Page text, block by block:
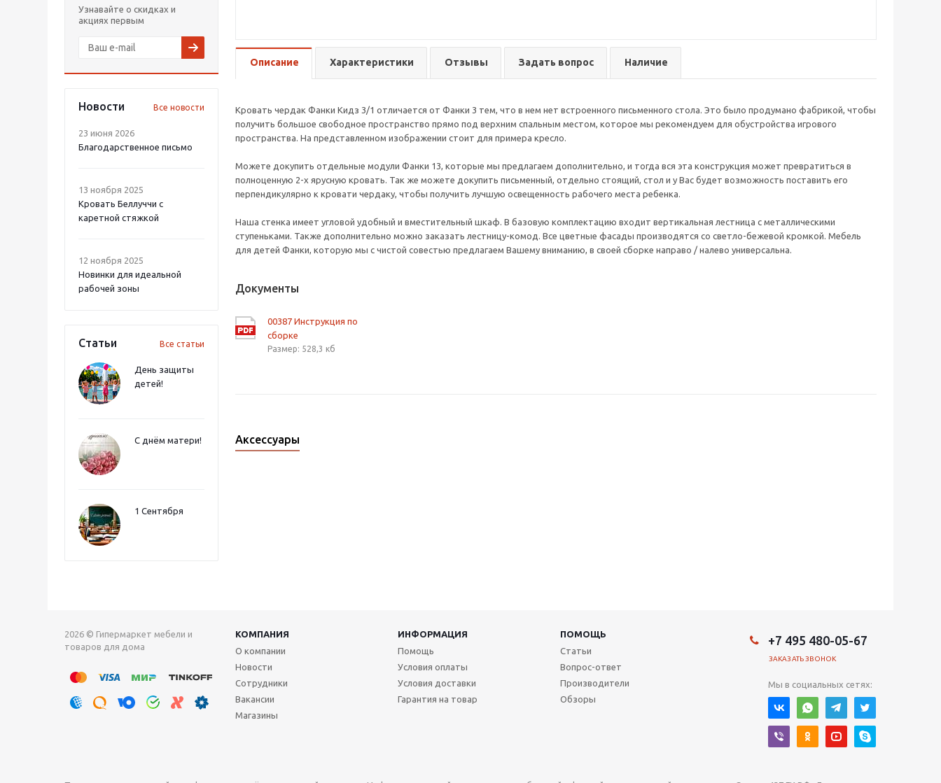
Узнавайте о скидках и
акциях первым
Новости Все новости
23 июня 2026
Благодарственное письмо
13 ноября 2025
Кровать Беллуччи с
каретной стяжкой
12 ноября 2025
Новинки для идеальной
рабочей зоны
Статьи Все статьи
День защиты
детей!
С днём матери!
1 Сентября
Описание Характеристики Отзывы Задать вопрос Наличие
Кровать чердак Фанки Кидз 3/1 отличается от Фанки 3 тем, что в нем нет встроенного письменного стола. Это было продумано фабрикой, чтобы
получить большое свободное пространство прямо под верхним спальным местом, которое мы рекомендуем для обустройства игрового
пространства. На представленном изображении стоит для примера кресло.
Можете докупить отдельные модули Фанки 13, которые мы предлагаем дополнительно, и тогда вся эта конструкция может превратиться в
полноценную 2-х ярусную кровать. Так же можете докупить письменный, отдельно стоящий, стол и у Вас будет возможность поставить его
перпендикулярно к кровати чердаку, чтобы получить лучшую освещенность рабочего места ребенка.
Наша стенка имеет угловой удобный и вместительный шкаф. В базовую комплектацию входит вертикальная лестница с металлическими
ступеньками. Также дополнительно можно заказать лестницу-комод. Все цветные фасады производятся со светло-бежевой кромкой. Мебель
для детей Фанки, которую мы с чистой совестью предлагаем Вашему вниманию, в своей сборке направо / налево универсальна.
Документы
00387 Инструкция по
сборке
Размер: 528,3 кб
Аксессуары
2026 © Гипермаркет мебели и
товаров для дома
КОМПАНИЯ ИНФОРМАЦИЯ
ПОМОЩЬ
О компании
Новости
Сотрудники
Вакансии
Магазины
Помощь
Условия оплаты
Условия доставки
Гарантия на товар
Статьи
Вопрос-ответ
Производители
Обзоры
+7 495 480-05-67
ЗАКАЗАТЬ ЗВОНОК
Мы в социальных сетях: